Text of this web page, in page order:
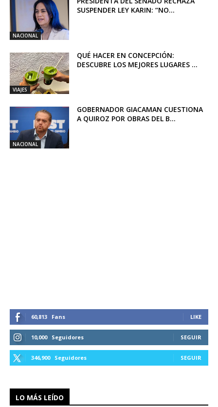
NACIONAL
SUSPENDER LEY KARIN: “NO...
VIAJES
QUÉ HACER EN CONCEPCIÓN:
DESCUBRE LOS MEJORES LUGARES ...
NACIONAL
GOBERNADOR GIACAMAN CUESTIONA
A QUIROZ POR OBRAS DEL B...
60,813 Fans LIKE
10,000 Seguidores SEGUIR
346,900 Seguidores SEGUIR
LO MÁS LEÍDO